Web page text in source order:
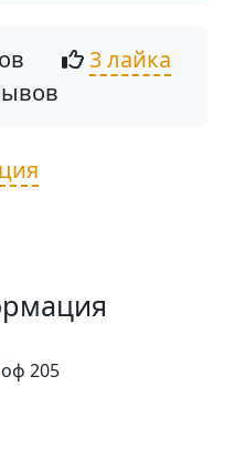
3 лайка
205